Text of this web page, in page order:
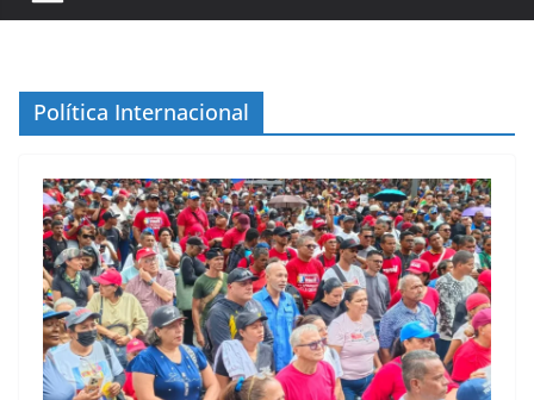
Política Internacional